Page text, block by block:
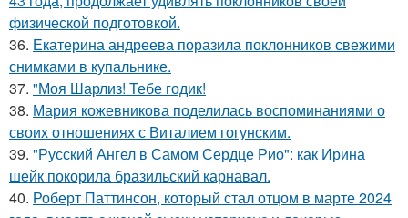
физической подготовкой.
36. Екатерина андреева поразила поклонников свежими
снимками в купальнике.
37. "Моя Шарлиз! Тебе годик!
38. Мария кожевникова поделилась воспоминаниями о
своих отношениях с Виталием гогунским.
39. "Русский Ангел в Самом Сердце Рио": как Ирина
шейк покорила бразильский карнавал.
40. Роберт Паттинсон, который стал отцом в марте 2024